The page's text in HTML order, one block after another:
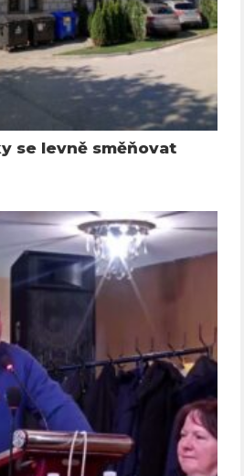
se levně směňovat